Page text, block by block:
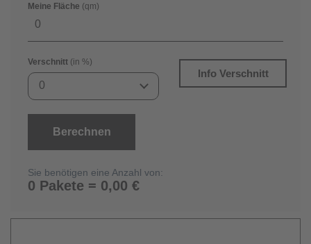
Meine Fläche (qm)
Verschnitt (in %)
0
Info Verschnitt
Berechnen
Sie benötigen eine Anzahl von:
0 Pakete = 0,00 €